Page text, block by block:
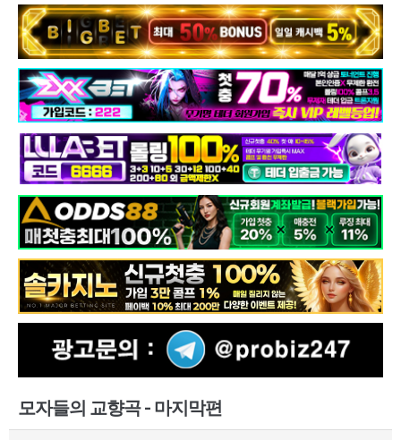
모자들의 교향곡 - 마지막편